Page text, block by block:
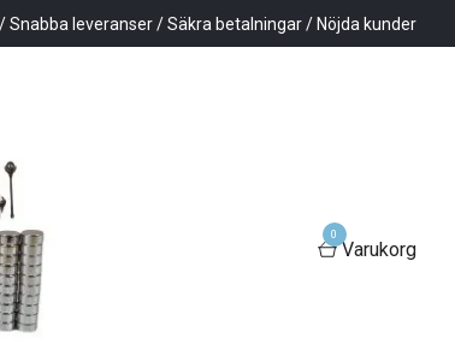
Snabba leveranser / Säkra betalningar / Nöjda kunder
0
Varukorg